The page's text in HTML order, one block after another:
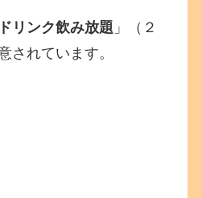
リンク飲み放題 」（２
されています。